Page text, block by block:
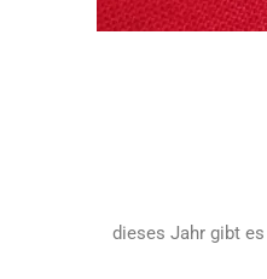
dieses Jahr gibt es